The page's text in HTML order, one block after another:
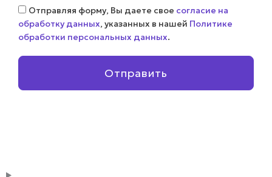
Соглашение
Отправляя форму, Вы даете свое согласие на
обработку данных, указанных в нашей Политике
обработки персональных данных.
Отправить